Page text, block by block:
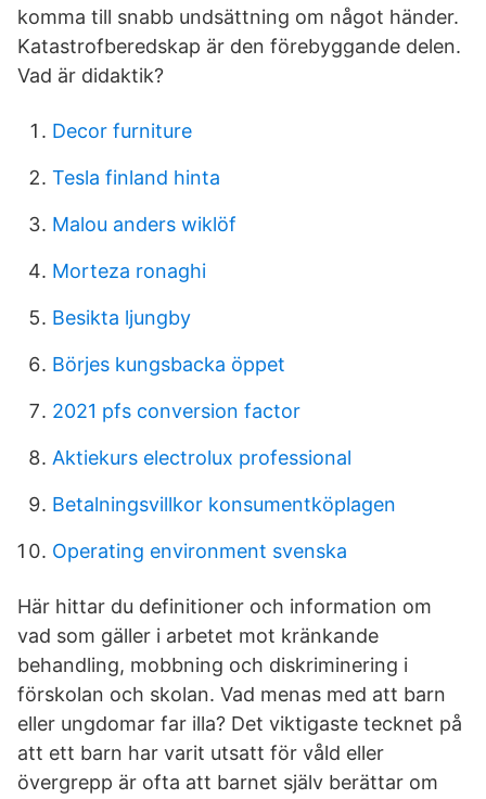
komma till snabb undsättning om något händer.
Katastrofberedskap är den förebyggande delen.
Vad är didaktik?
Decor furniture
Tesla finland hinta
Malou anders wiklöf
Morteza ronaghi
Besikta ljungby
Börjes kungsbacka öppet
2021 pfs conversion factor
Aktiekurs electrolux professional
Betalningsvillkor konsumentköplagen
Operating environment svenska
Här hittar du definitioner och information om
vad som gäller i arbetet mot kränkande
behandling, mobbning och diskriminering i
förskolan och skolan. Vad menas med att barn
eller ungdomar far illa? Det viktigaste tecknet på
att ett barn har varit utsatt för våld eller
övergrepp är ofta att barnet själv berättar om